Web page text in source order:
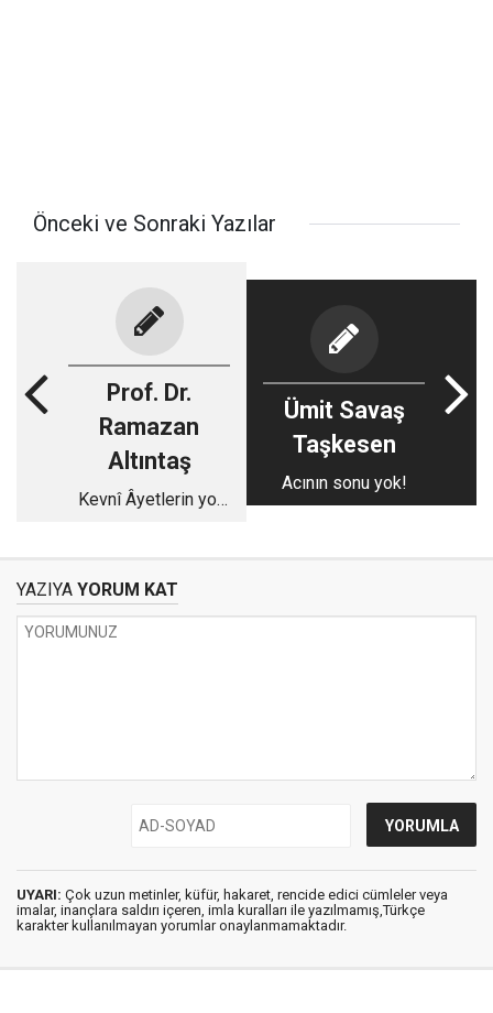
Önceki ve Sonraki Yazılar
Prof. Dr.
Ramazan
Altıntaş
Kevnî Âyetlerin yol
Ümit Savaş
Taşkesen
Acının sonu yok!
YAZIYA YORUM KAT
UYARI: Çok uzun metinler, küfür, hakaret, rencide edici cümleler veya
imalar, inançlara saldırı içeren, imla kuralları ile yazılmamış,Türkçe
karakter kullanılmayan yorumlar onaylanmamaktadır.